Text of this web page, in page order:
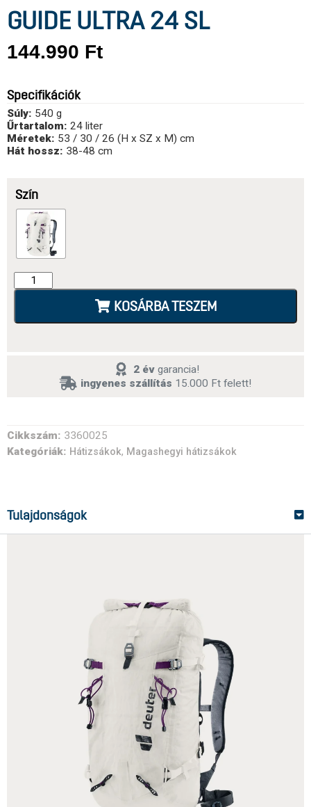
GUIDE ULTRA 24 SL
144.990 Ft
Specifikációk
Súly: 540 g
Űrtartalom: 24 liter
Méretek: 53 / 30 / 26 (H x SZ x M) cm
Hát hossz: 38-48 cm
Szín
KOSÁRBA TESZEM
2 évgarancia!
ingyenes szállítás 15.000 Ft felett!
Cikkszám: 3360025
Kategóriák: Hátizsákok, Magashegyi hátizsákok
Tulajdonságok